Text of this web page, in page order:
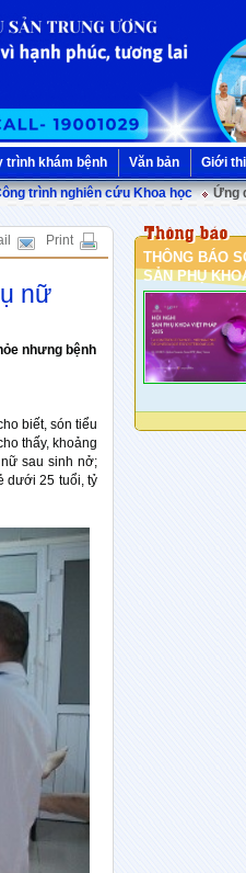
trình khám bệnh Văn bản
Giới
trình nghiên cứu Khoa học Ứng
Print
nữ
nhưng bệnh
biết, són tiểu
thấy, khoảng
sau sinh nở;
dưới 25 tuổi, tỷ
THÔNG BÁO
SẢN PHỤ